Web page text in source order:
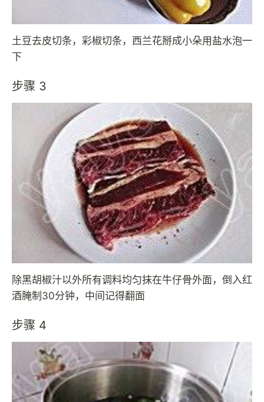
土豆去皮切条，彩椒切条，西兰花掰成小朵用盐水泡一
下
步骤 3
除黑胡椒汁以外所有调料均匀抹在牛仔骨外面，倒入红
酒腌制30分钟，中间记得翻面
步骤 4